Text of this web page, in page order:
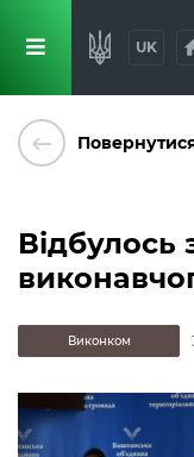
UK
keyboard_backspace
Відбулось
Виконком